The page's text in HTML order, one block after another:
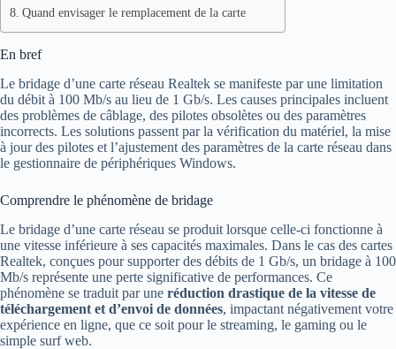
Quand envisager le remplacement de la carte
En bref
Le bridage d’une carte réseau Realtek se manifeste par une limitation
du débit à 100 Mb/s au lieu de 1 Gb/s. Les causes principales incluent
des problèmes de câblage, des pilotes obsolètes ou des paramètres
incorrects. Les solutions passent par la vérification du matériel, la mise
à jour des pilotes et l’ajustement des paramètres de la carte réseau dans
le gestionnaire de périphériques Windows.
Comprendre le phénomène de bridage
Le bridage d’une carte réseau se produit lorsque celle-ci fonctionne à
une vitesse inférieure à ses capacités maximales. Dans le cas des cartes
Realtek, conçues pour supporter des débits de 1 Gb/s, un bridage à 100
Mb/s représente une perte significative de performances. Ce
phénomène se traduit par une réduction drastique de la vitesse de
téléchargement et d’envoi de données, impactant négativement votre
expérience en ligne, que ce soit pour le streaming, le gaming ou le
simple surf web.